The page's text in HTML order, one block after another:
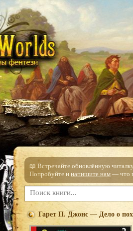
📖 Встречайте обновлённую
Попробуйте и напишите нам — что
Гарет П. Джонс — Дело о